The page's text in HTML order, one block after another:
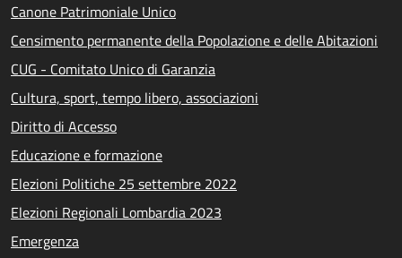
Canone Patrimoniale Unico
Censimento permanente della Popolazione e delle Abitazioni
CUG - Comitato Unico di Garanzia
Cultura, sport, tempo libero, associazioni
Diritto di Accesso
Educazione e formazione
Elezioni Politiche 25 settembre 2022
Elezioni Regionali Lombardia 2023
Emergenza